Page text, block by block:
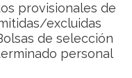
provisionales de
excluidas
de selección
personal